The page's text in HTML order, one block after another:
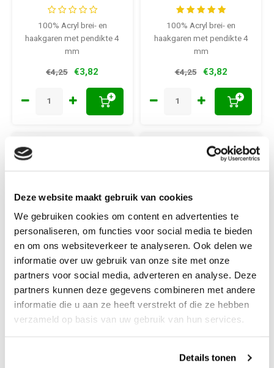
Deze website maakt gebruik van cookies
We gebruiken cookies om content en advertenties te
personaliseren, om functies voor social media te bieden
en om ons websiteverkeer te analyseren. Ook delen we
informatie over uw gebruik van onze site met onze
partners voor social media, adverteren en analyse. Deze
partners kunnen deze gegevens combineren met andere
informatie die u aan ze heeft verstrekt of die ze hebben
verzameld op basis van uw gebruik van hun services.
Details tonen
100% Acryl brei- en
haakgaren met pendikte 4
mm
€4,25 €3,82
+
100% Acryl brei- en
haakgaren met pendikte 4
mm
€4,25 €3,82
+
-10%
Scheepjeswol
Crafter 100 gram -
Scheepjeswol
Scheepjes Colour
haakgaren met pendikte 4